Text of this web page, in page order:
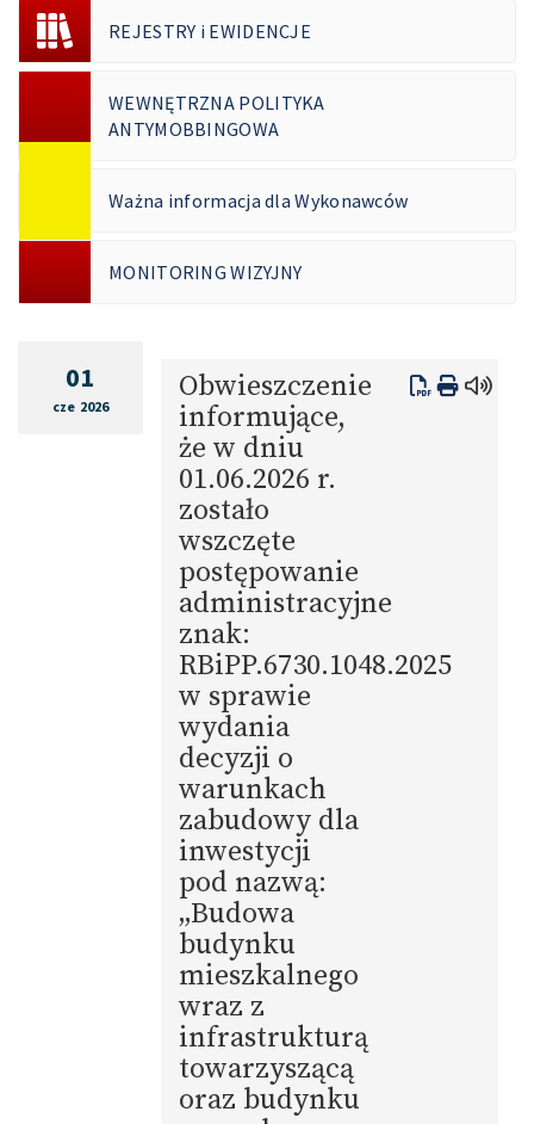
REJESTRY i EWIDENCJE
WEWNĘTRZNA POLITYKA
ANTYMOBBINGOWA
Ważna informacja dla Wykonawców
MONITORING WIZYJNY
01
cze 2026
Obwieszczenie
informujące,
że w dniu
01.06.2026 r.
zostało
wszczęte
postępowanie
administracyjne
znak:
RBiPP.6730.1048.2025
w sprawie
wydania
decyzji o
warunkach
zabudowy dla
inwestycji
pod nazwą:
„Budowa
budynku
mieszkalnego
wraz z
infrastrukturą
towarzyszącą
oraz budynku